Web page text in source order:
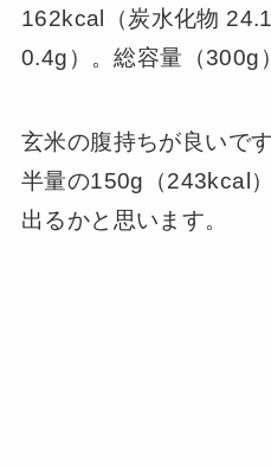
162kcal（炭水化物
0.4g）。総容量（300g
玄米の腹持ちが良いで
半量の150g（243kcal
出るかと思います。